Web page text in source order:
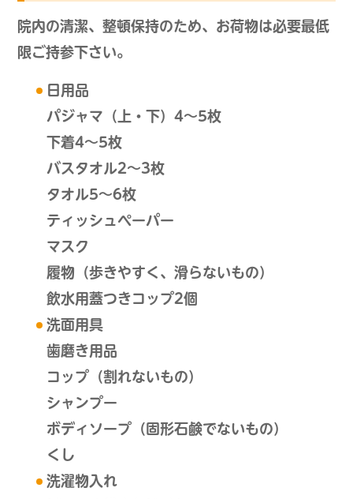
院内の清潔、整頓保持のため、お荷物は必要最低
限ご持参下さい。
日用品
パジャマ（上・下）4～5枚
下着4～5枚
バスタオル2～3枚
タオル5～6枚
ティッシュペーパー
マスク
履物（歩きやすく、滑らないもの）
飲水用蓋つきコップ2個
洗面用具
歯磨き用品
コップ（割れないもの）
シャンプー
ボディソープ（固形石鹸でないもの）
くし
洗濯物入れ